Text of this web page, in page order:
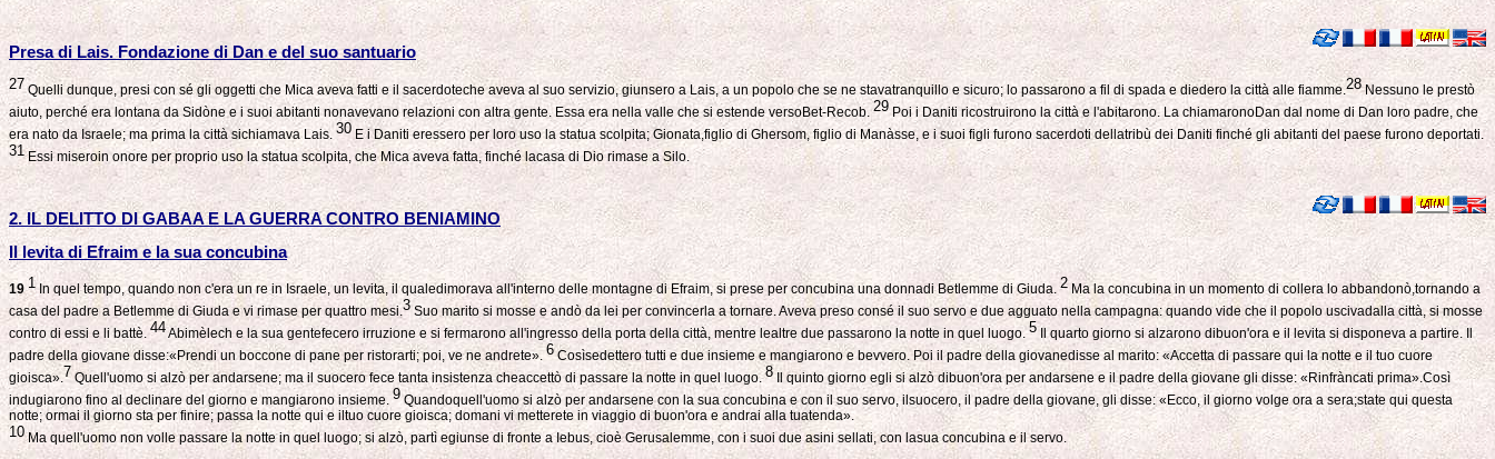
Presa di Lais. Fondazione di Dan e del suo santuario
27Quelli dunque, presi con sé gli oggetti che Mica aveva fatti e il sacerdoteche aveva al suo servizio, giunsero a Lais, a un popolo che se ne stavatranquillo e sicuro; lo passarono a fil di spada e diedero la città alle fiamme.28Nessuno le prestò
aiuto, perché era lontana da Sidòne e i suoi abitanti nonavevano relazioni con altra gente. Essa era nella valle che si estende versoBet-Recob. 29 Poi i Daniti ricostruirono la città e l'abitarono. La chiamaronoDan dal nome di Dan loro padre, che
era nato da Israele; ma prima la città sichiamava Lais. 30 E i Daniti eressero per loro uso la statua scolpita; Gionata,figlio di Ghersom, figlio di Manàsse, e i suoi figli furono sacerdoti dellatribù dei Daniti finché gli abitanti del paese furono deportati.
31Essi miseroin onore per proprio uso la statua scolpita, che Mica aveva fatta, finché lacasa di Dio rimase a Silo.
2. IL DELITTO DI GABAA E LA GUERRA CONTRO BENIAMINO
Il levita di Efraim e la sua concubina
19 1 In quel tempo, quando non c'era un re in Israele, un levita, il qualedimorava all'interno delle montagne di Efraim, si prese per concubina una donnadi Betlemme di Giuda.2Ma la concubina in un momento di collera lo abbandonò,tornando a
casa del padre a Betlemme di Giuda e vi rimase per quattro mesi.3 Suo marito si mosse e andò da lei per convincerla a tornare. Aveva preso consé il suo servo e due agguato nella campagna: quando vide che il popolo uscivadalla città, si mosse
contro di essi e li battè. 44Abimèlech e la sua gentefecero irruzione e si fermarono all'ingresso della porta della città, mentre lealtre due passarono la notte in quel luogo.5 Il quarto giorno si alzarono dibuon'ora e il levita si disponeva a partire. Il
padre della giovane disse:«Prendi un boccone di pane per ristorarti; poi, ve ne andrete». 6Cosìsedettero tutti e due insieme e mangiarono e bevvero. Poi il padre della giovanedisse al marito: «Accetta di passare qui la notte e il tuo cuore
gioisca».7 Quell'uomo si alzò per andarsene; ma il suocero fece tanta insistenza cheaccettò di passare la notte in quel luogo.8 Il quinto giorno egli si alzò dibuon'ora per andarsene e il padre della giovane gli disse: «Rinfràncati prima».Così
indugiarono fino al declinare del giorno e mangiarono insieme. 9Quandoquell'uomo si alzò per andarsene con la sua concubina e con il suo servo, ilsuocero, il padre della giovane, gli disse: «Ecco, il giorno volge ora a sera;state qui questa
notte; ormai il giorno sta per finire; passa la notte qui e iltuo cuore gioisca; domani vi metterete in viaggio di buon'ora e andrai alla tuatenda».
10Ma quell'uomo non volle passare la notte in quel luogo; si alzò, partì egiunse di fronte a Iebus, cioè Gerusalemme, con i suoi due asini sellati, con lasua concubina e il servo.